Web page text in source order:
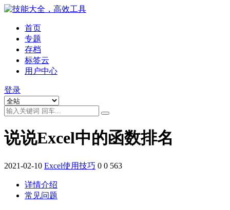
首页
专题
存档
标签云
用户中心
登录
说说Excel中的函数排名
2021-02-10 Excel使用技巧 0 0 563
详情介绍
常见问题